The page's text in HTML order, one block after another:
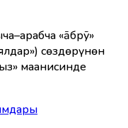
«āбрӯ»
сөздөрүнөн
маанисинде